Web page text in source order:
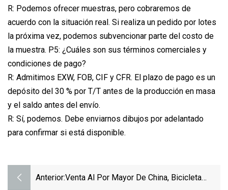
R: Podemos ofrecer muestras, pero cobraremos de
acuerdo con la situación real. Si realiza un pedido por lotes
la próxima vez, podemos subvencionar parte del costo de
la muestra. P5: ¿Cuáles son sus términos comerciales y
condiciones de pago?
R: Admitimos EXW, FOB, CIF y CFR. El plazo de pago es un
depósito del 30 % por T/T antes de la producción en masa
y el saldo antes del envío.
R: Sí, podemos. Debe enviarnos dibujos por adelantado
para confirmar si está disponible.
Anterior:Venta Al Por Mayor De China, Bicicleta